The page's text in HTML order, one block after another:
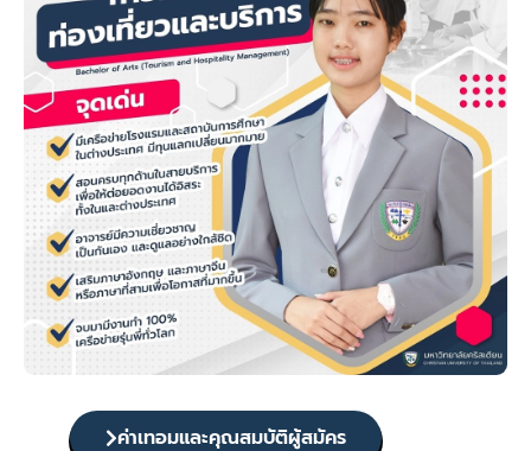
ค่าเทอมและคุณสมบัติผู้สมัคร